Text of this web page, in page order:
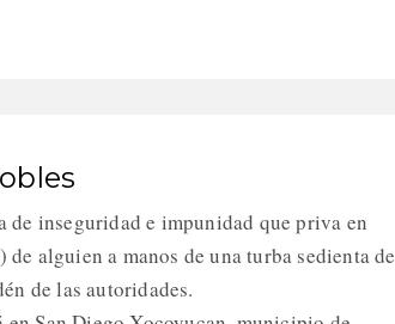
de inseguridad e impunidad que priva en
alguien a manos de una turba sedienta de
de las autoridades.